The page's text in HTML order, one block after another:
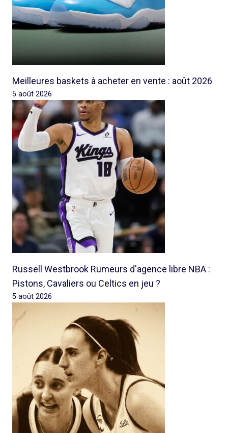
Meilleures baskets à acheter en vente : août 2026
5 août 2026
Russell Westbrook Rumeurs d'agence libre NBA :
Pistons, Cavaliers ou Celtics en jeu ?
5 août 2026